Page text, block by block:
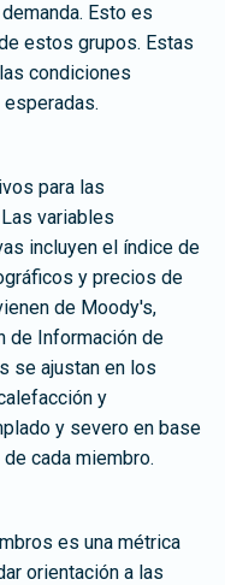
Esto es
estos grupos. Estas
condiciones
para las
variables
incluyen el índice de
y precios de
de Moody's,
de Información de
se ajustan en los
y
y severo en base
cada miembro.
es una métrica
orientación a las